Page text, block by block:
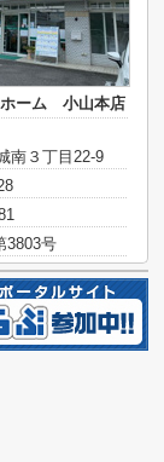
ーム 小山本店
南３丁目22-9
3803号